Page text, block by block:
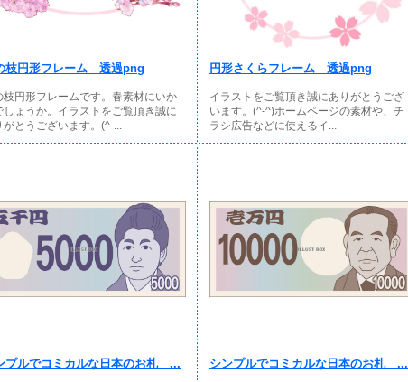
枝円形フレーム 透過png
枝円形フレームです。春素材にいか
しょうか。イラストをご覧頂き誠に
がとうございます。(^-...
円形さくらフレーム 透過png
イラストをご覧頂き誠にありがとうござ
います。(^-^)ホームページの素材や、チ
ラシ広告などに使えるイ...
プルでコミカルな日本のお札 ... シンプルでコミカルな日本のお札 ...